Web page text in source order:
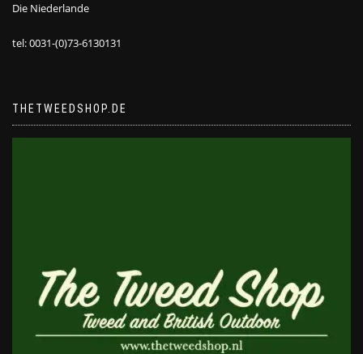
Die Niederlande
tel: 0031-(0)73-6130131
THETWEEDSHOP.DE